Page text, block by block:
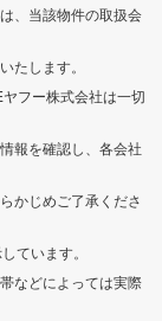
、当該物件の取扱会
たします。
フー株式会社は一切
報を確認し、各会社
かじめご了承くださ
ています。
などによっては実際